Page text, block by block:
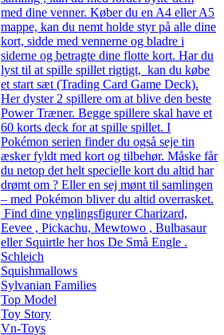
med dine venner. Køber du en A4 eller A5
mappe, kan du nemt holde styr på alle dine
kort, sidde med vennerne og bladre i
siderne og betragte dine flotte kort. Har du
lyst til at spille spillet rigtigt, kan du købe
et start sæt (Trading Card Game Deck).
Her dyster 2 spillere om at blive den beste
Power Træner. Begge spillere skal have et
60 korts deck for at spille spillet. I
Pokémon serien finder du også seje tin
æsker fyldt med kort og tilbehør. Måske får
du netop det helt specielle kort du altid har
drømt om ? Eller en sej mønt til samlingen
– med Pokémon bliver du altid overrasket.
Find dine ynglingsfigurer Charizard,
Eevee , Pickachu, Mewtowo , Bulbasaur
eller Squirtle her hos De Små Engle .
Schleich
Squishmallows
Sylvanian Families
Top Model
Toy Story
Vn-Toys